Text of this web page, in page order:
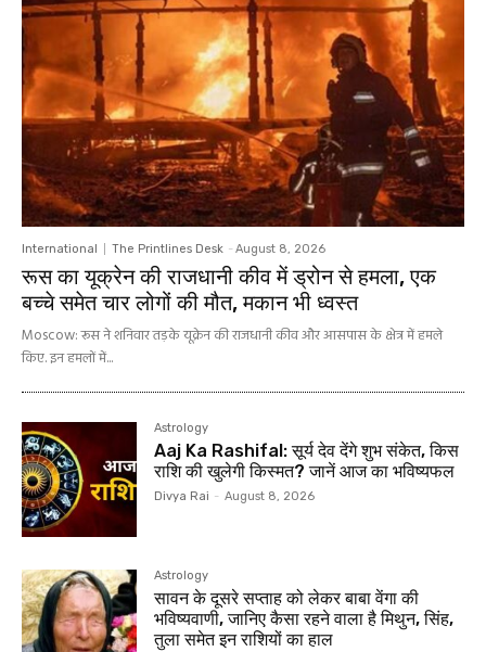
International The Printlines Desk - August 8, 2026
रूस का यूक्रेन की राजधानी कीव में ड्रोन से हमला, एक
बच्चे समेत चार लोगों की मौत, मकान भी ध्वस्त
Moscow: रूस ने शनिवार तड़के यूक्रेन की राजधानी कीव और आसपास के क्षेत्र में हमले
किए. इन हमलों में...
Astrology
Aaj Ka Rashifal: सूर्य देव देंगे शुभ संकेत, किस
राशि की खुलेगी किस्मत? जानें आज का भविष्यफल
Divya Rai - August 8, 2026
Astrology
सावन के दूसरे सप्ताह को लेकर बाबा वेंगा की
भविष्यवाणी, जानिए कैसा रहने वाला है मिथुन, सिंह,
तुला समेत इन राशियों का हाल